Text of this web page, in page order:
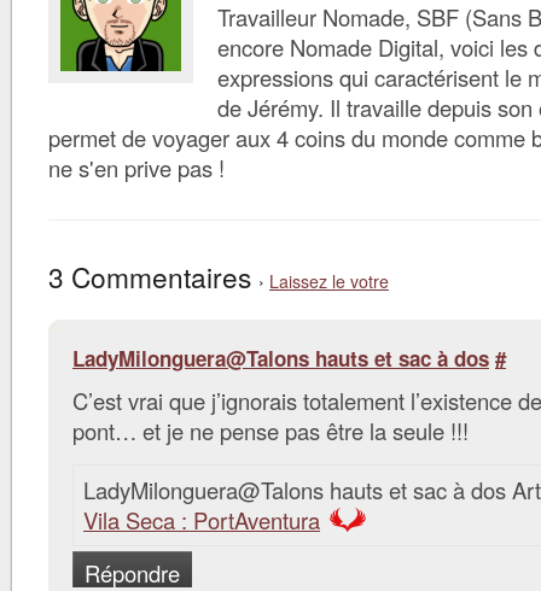
Travailleur Nomade, SBF (Sans
encore Nomade Digital, voici les
expressions qui caractérisent le
de Jérémy. Il travaille depuis
permet de voyager aux 4 coins du monde comme
ne s'en prive pas !
3 Commentaires › Laissez le votre
LadyMilonguera@Talons hauts et sac à dos #
C’est vrai que j’ignorais totalement l’existence
pont… et je ne pense pas être la seule !!!
LadyMilonguera@Talons hauts et sac à dos
Vila Seca : PortAventura
Répondre